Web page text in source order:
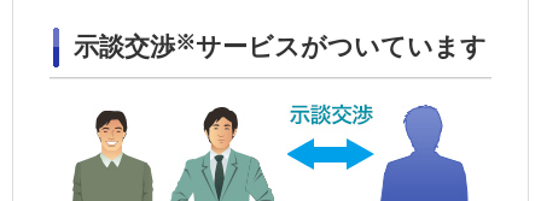
示談交渉※サービスがついています